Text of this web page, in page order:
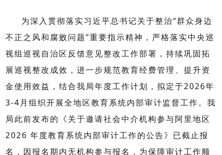
为深入贯彻落实习近平总书记关于整治“群众身边
不正之风和腐败问题”重要指示精神，严格落实中央巡
视组巡视自治区反馈意见整改工作部署，持续巩固拓
展巡视整改成效，进一步规范教育经费管理、提升资
金使用效益，结合我局年度工作计划，拟定于2026年
3-4月组织开展全地区教育系统内部审计监督工作。我
局此前发布的《关于邀请社会中介机构参与阿里地区
2026年度教育系统内部审计工作的公告》已截止报
名，因报名期内无机构参与报名，为保障审计工作顺